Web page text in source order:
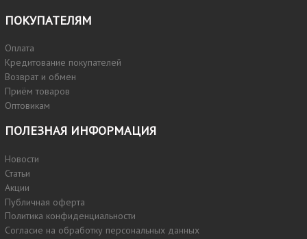
ПОКУПАТЕЛЯМ
Оплата
Кредитование покупателей
Возврат и обмен
Приём товаров
Оптовикам
ПОЛЕЗНАЯ ИНФОРМАЦИЯ
Новости
Статьи
Акции
Публичная оферта
Политика конфиденциальности
Согласие на обработку персональных данных